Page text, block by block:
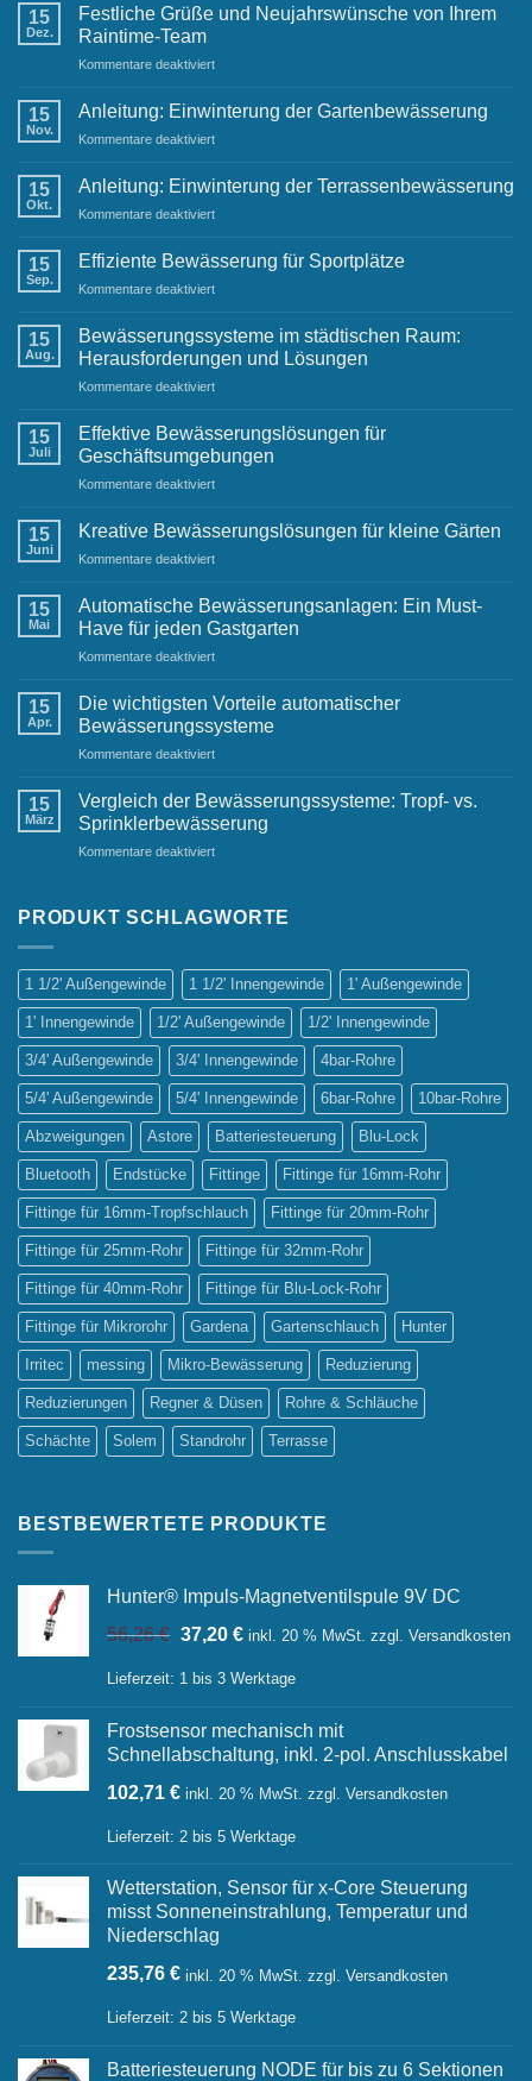
15
Dez.
Festliche Grüße und Neujahrswünsche von Ihrem
Raintime-Team
Kommentare deaktiviertfür
Grüße
Neujahrswünsche
Ihrem
15
Nov.
Anleitung: Einwinterung der Gartenbewässerung
Kommentare deaktiviertfür
Einwinterung
Gartenbewässerung
15
Okt.
Anleitung: Einwinterung der Terrassenbewässerung
Kommentare deaktiviertfür
Einwinterung
Terrassenbewässerung
15
Sep.
Effiziente Bewässerung für Sportplätze
Kommentare deaktiviertfür
Bewässerung
für
Sportplätze
15
Aug.
Bewässerungssysteme im städtischen Raum:
Herausforderungen und Lösungen
Kommentare deaktiviertfür
städtischen
Raum:
Herausforderungen
Lösungen
15
Juli
Effektive Bewässerungslösungen für
Geschäftsumgebungen
Kommentare deaktiviertfür
Bewässerungslösungen
Geschäftsumgebungen
15
Juni
Kreative Bewässerungslösungen für kleine Gärten
Kommentare deaktiviertfür
Bewässerungslösungen
für
kleine
Gärten
15
Mai
Automatische Bewässerungsanlagen: Ein Must-
Have für jeden Gastgarten
Kommentare deaktiviertfür
Bewässerungsanlagen:
Must-
Have
jeden
Gastgarten
15
Apr.
Die wichtigsten Vorteile automatischer
Bewässerungssysteme
Kommentare deaktiviertfür
wichtigsten
automatischer
Bewässerungssysteme
15
März
Vergleich der Bewässerungssysteme: Tropf- vs.
Sprinklerbewässerung
Kommentare deaktiviertfür
Bewässerungssysteme:
Sprinklerbewässerung
PRODUKT SCHLAGWORTE
1 1/2' Außengewinde 1 1/2' Innengewinde 1' Außengewinde
1' Innengewinde 1/2' Außengewinde 1/2' Innengewinde
3/4' Außengewinde 3/4' Innengewinde 4bar-Rohre
5/4' Außengewinde 5/4' Innengewinde 6bar-Rohre 10bar-Rohre
Abzweigungen Astore Batteriesteuerung Blu-Lock
Bluetooth Endstücke Fittinge Fittinge für 16mm-Rohr
Fittinge für 16mm-Tropfschlauch Fittinge für 20mm-Rohr
Fittinge für 25mm-Rohr Fittinge für 32mm-Rohr
Fittinge für 40mm-Rohr Fittinge für Blu-Lock-Rohr
Fittinge für Mikrorohr Gardena Gartenschlauch Hunter
Irritec messing Mikro-Bewässerung Reduzierung
Reduzierungen Regner & Düsen Rohre & Schläuche
Schächte Solem Standrohr Terrasse
BESTBEWERTETE PRODUKTE
Hunter® Impuls-Magnetventilspule 9V DC
56,26€ Ursprünglicher
war:
37,20 €Aktueller
ist:
inkl. 20 % MwSt. zzgl. Versandkosten
Lieferzeit: 1 bis 3 Werktage
Frostsensor mechanisch mit
Schnellabschaltung, inkl. 2-pol. Anschlusskabel
102,71 € inkl. 20 % MwSt. zzgl. Versandkosten
Lieferzeit: 2 bis 5 Werktage
Wetterstation, Sensor für x-Core Steuerung
misst Sonneneinstrahlung, Temperatur und
Niederschlag
235,76 € inkl. 20 % MwSt. zzgl. Versandkosten
Lieferzeit: 2 bis 5 Werktage
Batteriesteuerung NODE für bis zu 6 Sektionen